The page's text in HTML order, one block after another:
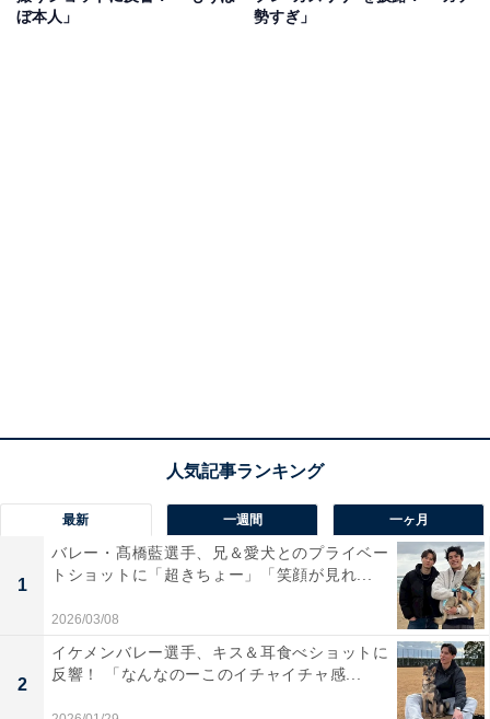
ぼ本人」
勢すぎ」
最新 一週間 一ヶ月
1
バレー・髙橋藍選手、兄＆愛犬とのプライベー
トショットに「超きちょー」「笑顔が見れ...
2026/03/08
2
イケメンバレー選手、キス＆耳食べショットに
反響！ 「なんなのーこのイチャイチャ感...